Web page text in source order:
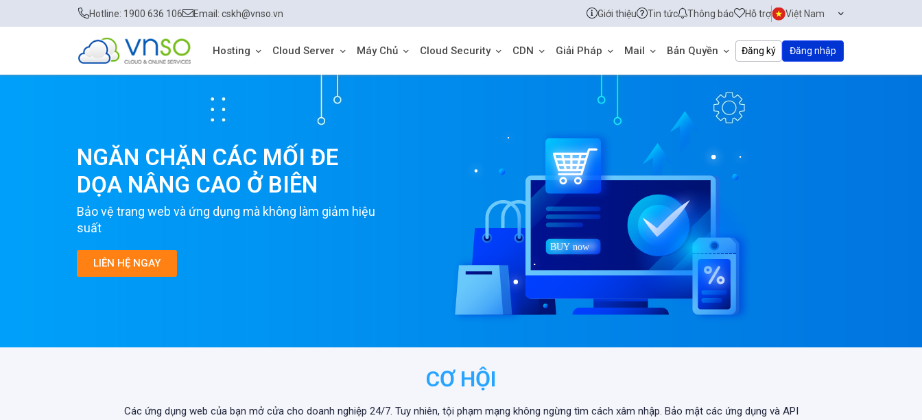
Hotline: 1900 636 106 Email: cskh@vnso.vn Giới thiệu Tin tức Thông báo Hỗ trợ Việt Nam
Hosting Cloud Server Máy Chủ Cloud Security CDN Giải Pháp Mail Bản Quyền Đăng ký Đăng nhập
NGĂN CHẶN CÁC MỐI ĐE
DỌA NÂNG CAO Ở BIÊN
Bảo vệ trang web và ứng dụng mà không làm giảm hiệu
suất
LIÊN HỆ NGAY
CƠ HỘI
Các ứng dụng web của bạn mở cửa cho doanh nghiệp 24/7. Tuy nhiên, tội phạm mạng không ngừng tìm cách xâm nhập. Bảo mật các ứng dụng và API